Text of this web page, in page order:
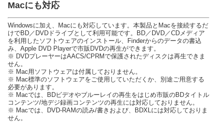
Macにも対応
Windowsに加え、Macにも対応しています。本製品とMacを接続するだ
けでBD／DVDドライブとして利用可能です。BD／DVD／CDメディア
を利用したソフトウェアのインストール、Finderからのデータの書込
み、Apple DVD Playerで市販DVDの再生ができます。
※ DVDプレーヤーはAACS/CPRMで保護されたディスクは再生できま
せん。
※ Mac用ソフトウェアは付属しておりません。
※ Mac標準のソフトウェアをご使用していただくか、別途ご用意する
必要があります。
※ Macでは、BDビデオやブルーレイの再生をはじめ市販のBDタイトル
コンテンツ/地デジ録画コンテンツの再生には対応しておりません。
※ Macでは、DVD-RAMの読み/書きおよび、BDXLには対応しておりま
せん。